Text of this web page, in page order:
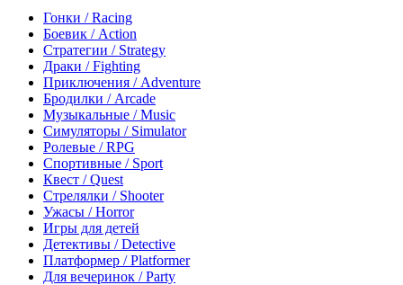
Гонки / Racing
Боевик / Action
Стратегии / Strategy
Драки / Fighting
Приключения / Adventure
Бродилки / Arcade
Музыкальные / Music
Симуляторы / Simulator
Ролевые / RPG
Спортивные / Sport
Квест / Quest
Стрелялки / Shooter
Ужасы / Horror
Игры для детей
Детективы / Detective
Платформер / Platformer
Для вечеринок / Party